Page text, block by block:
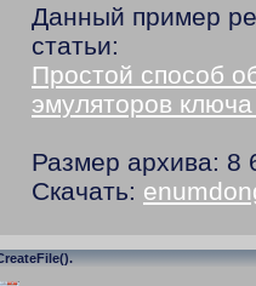
Данный пример
статьи:
Простой способ
эмуляторов
Размер архива: 8
Скачать: